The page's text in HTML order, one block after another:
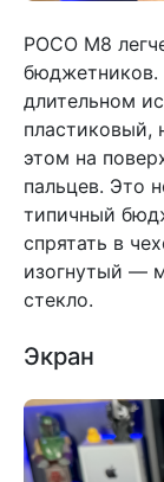
POCO M8
бюджетников.
длительном
пластиковый,
этом на
пальцев. Это
типичный
спрятать в
изогнутый —
стекло.
Экран